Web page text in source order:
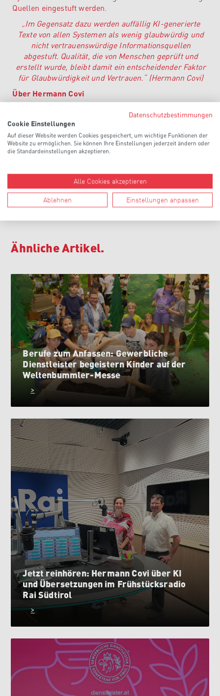
Quellen eingestuft werden.
„Im Gegensatz dazu werden auffällig KI-generierte
Texte von allen Systemen als wenig glaubwürdig und
nicht vertrauenswürdige Informationsquellen
abgestuft. Qualität, die von Menschen geprüft und
erstellt wurde, bleibt damit ein entscheidender Faktor
für Glaubwürdigkeit und Vertrauen. “(Hermann Covi)
Über Hermann Covi
Wurzer & Partner KG – Die Sprachdienstleister (Tirol),
Vizepräsident der AATC, Berufsgruppensprecher der
Sprachdienstleister in Tirol und Bundesvorsitzender
der Sprachdienstleister in der Wirtschaftskammer
einstimmig in dieser Funktion bestätigt. Seine
Stellvertreterin auf Bundesebene ist Veronique Lacoste
aus Graz.
Ähnliche Artikel.
Berufe zum Anfassen: Gewerbliche
Dienstleister begeistern Kinder auf der
Weltenbummler-Messe
>
Jetzt reinhören: Hermann Covi über KI
und Übersetzungen im Frühstücksradio
Rai Südtirol
>
Datenschutzbestimmungen
Cookie Einstellungen
Auf dieser Website werden Cookies gespeichert, um wichtige Funktionen der
Website zu ermöglichen. Sie können Ihre Einstellungen jederzeit ändern oder
die Standardeinstellungen akzeptieren.
Alle Cookies akzeptieren
Ablehnen Einstellungen anpassen